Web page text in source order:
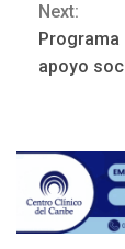
Next:
Programa
apoyo